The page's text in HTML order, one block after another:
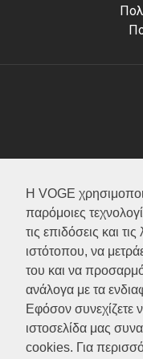
Η VOGE
παρόμοιες
τις επιδόσεις και τις
ιστότοπου, να
του και να
ανάλογα με τα
Εφόσον συνεχίζετε
ιστοσελίδα μας
cookies. Για